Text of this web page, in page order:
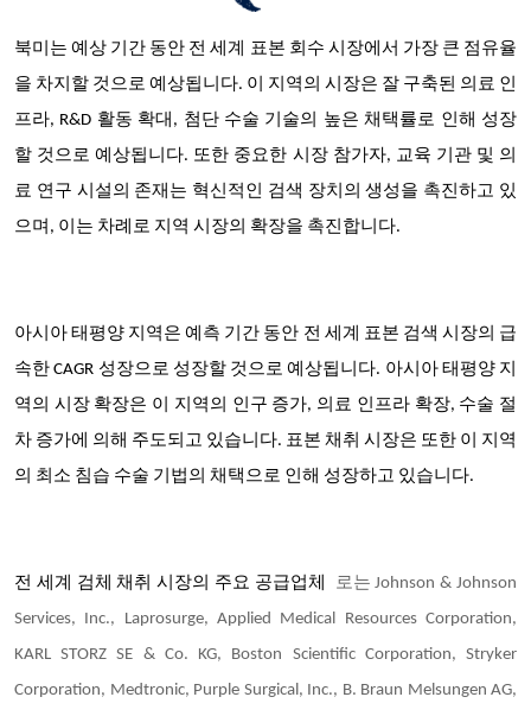
북미는 예상 기간 동안 전 세계 표본 회수 시장에서 가장 큰 점유율
을 차지할 것으로 예상됩니다. 이 지역의 시장은 잘 구축된 의료 인
프라, R&D 활동 확대, 첨단 수술 기술의 높은 채택률로 인해 성장
할 것으로 예상됩니다. 또한 중요한 시장 참가자, 교육 기관 및 의
료 연구 시설의 존재는 혁신적인 검색 장치의 생성을 촉진하고 있
으며, 이는 차례로 지역 시장의 확장을 촉진합니다.
아시아 태평양 지역은 예측 기간 동안 전 세계 표본 검색 시장의 급
속한 CAGR 성장으로 성장할 것으로 예상됩니다. 아시아 태평양 지
역의 시장 확장은 이 지역의 인구 증가, 의료 인프라 확장, 수술 절
차 증가에 의해 주도되고 있습니다. 표본 채취 시장은 또한 이 지역
의 최소 침습 수술 기법의 채택으로 인해 성장하고 있습니다.
전 세계 검체 채취 시장의 주요 공급업체
로는 Johnson & Johnson
Services, Inc., Laprosurge, Applied Medical Resources Corporation,
KARL STORZ SE & Co. KG, Boston Scientific Corporation, Stryker
Corporation, Medtronic, Purple Surgical, Inc., B. Braun Melsungen AG,